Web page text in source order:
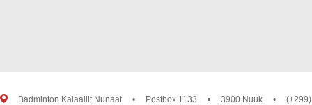
Badminton Kalaallit Nunaat • Postbox 1133 • 3900 Nuuk •